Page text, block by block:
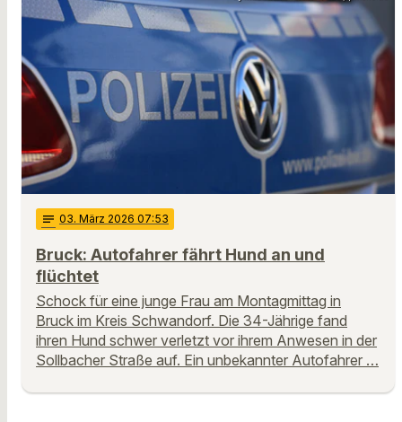
notes 03. März 2026 07:53
Bruck: Autofahrer fährt Hund an und
flüchtet
Schock für eine junge Frau am Montagmittag in
Bruck im Kreis Schwandorf. Die 34-Jährige fand
ihren Hund schwer verletzt vor ihrem Anwesen in der
Sollbacher Straße auf. Ein unbekannter Autofahrer …